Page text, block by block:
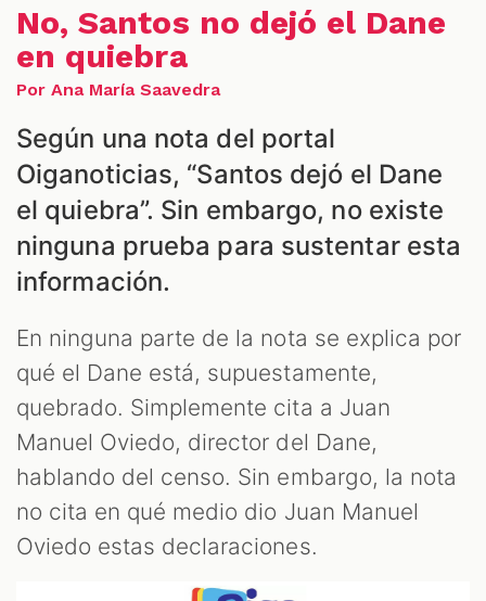
No, Santos no dejó el Dane
en quiebra
Por Ana María Saavedra
Según una nota del portal
Oiganoticias, “Santos dejó el Dane
el quiebra”. Sin embargo, no existe
ninguna prueba para sustentar esta
información.
En ninguna parte de la nota se explica por
qué el Dane está, supuestamente,
quebrado. Simplemente cita a Juan
Manuel Oviedo, director del Dane,
hablando del censo. Sin embargo, la nota
no cita en qué medio dio Juan Manuel
Oviedo estas declaraciones.